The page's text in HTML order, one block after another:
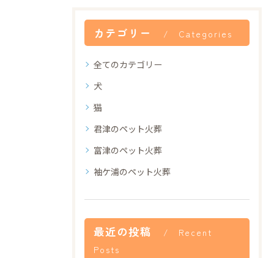
カテゴリー Categories
全てのカテゴリー
犬
猫
君津のペット火葬
富津のペット火葬
袖ケ浦のペット火葬
最近の投稿
Recent
Posts